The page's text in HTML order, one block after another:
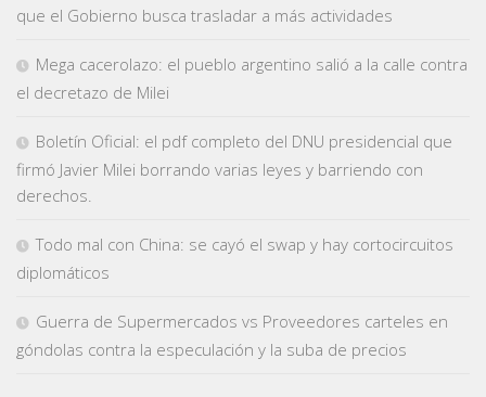
que el Gobierno busca trasladar a más actividades
Mega cacerolazo: el pueblo argentino salió a la calle contra
el decretazo de Milei
Boletín Oficial: el pdf completo del DNU presidencial que
firmó Javier Milei borrando varias leyes y barriendo con
derechos.
Todo mal con China: se cayó el swap y hay cortocircuitos
diplomáticos
Guerra de Supermercados vs Proveedores carteles en
góndolas contra la especulación y la suba de precios